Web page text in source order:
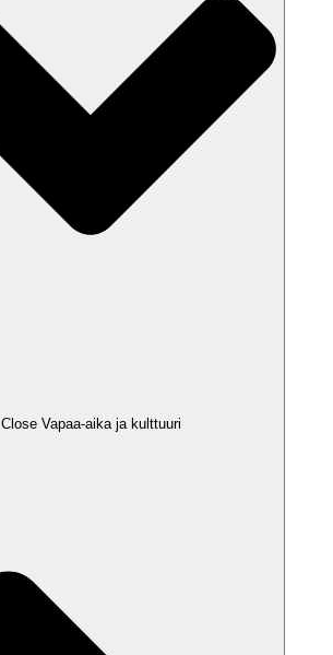
Close Vapaa-aika ja kulttuuri